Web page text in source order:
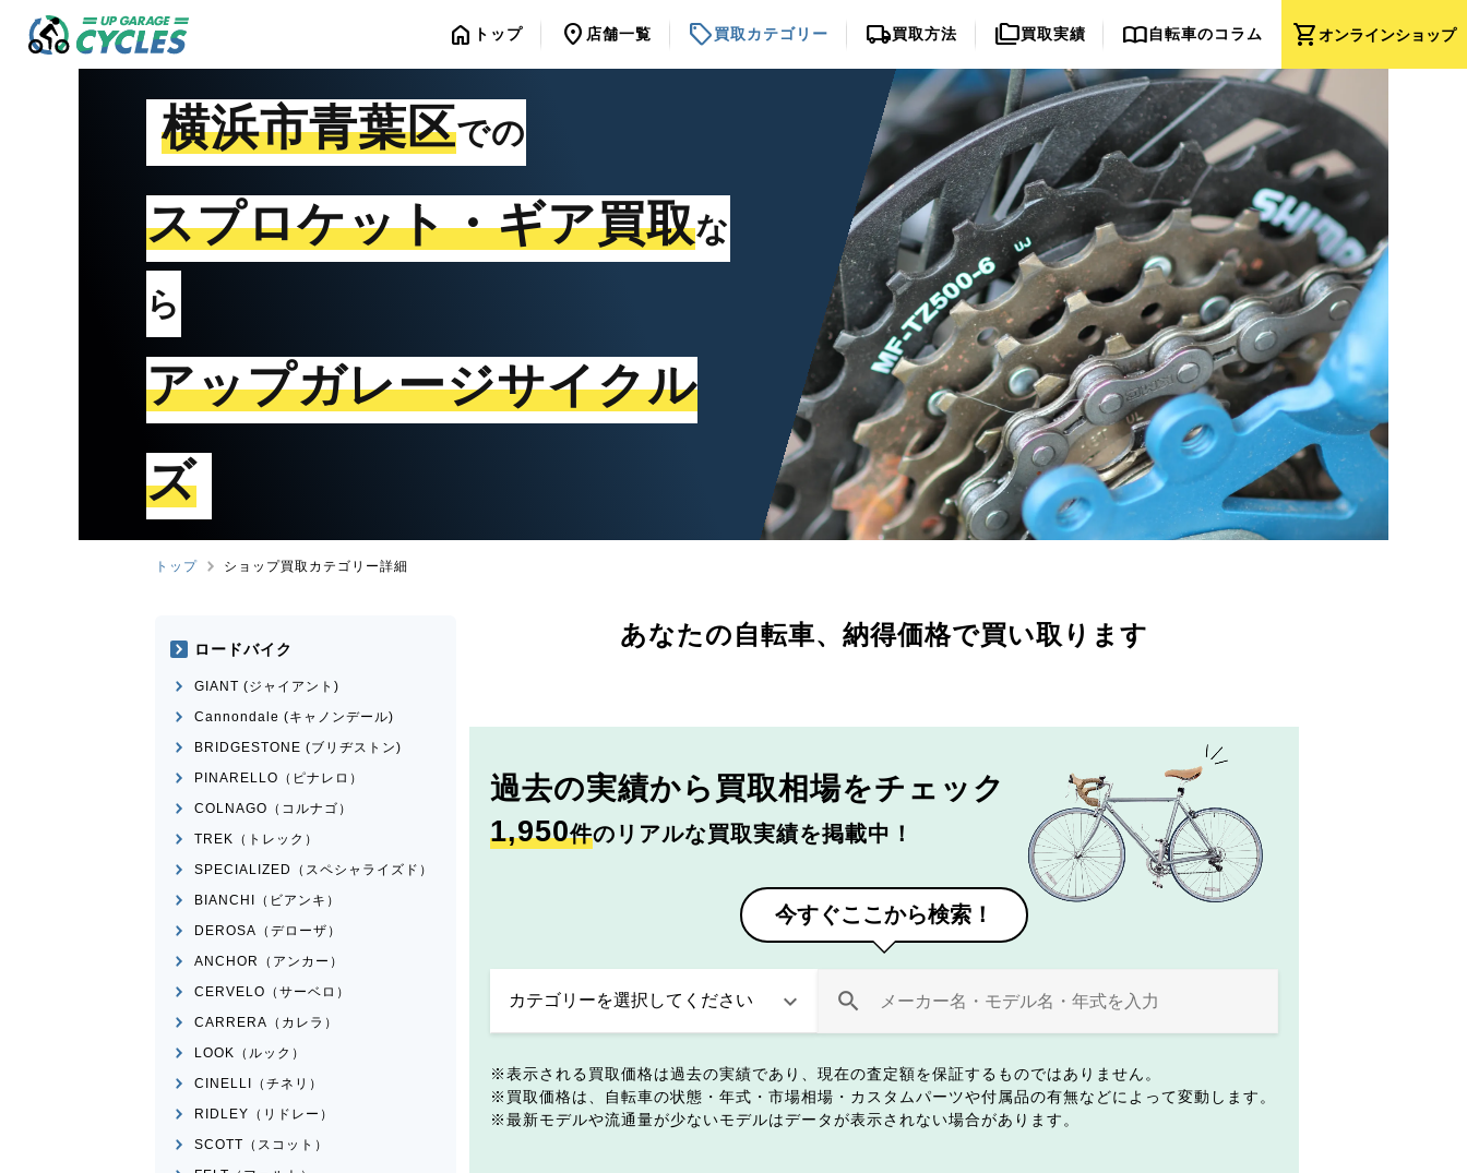
shopping_cartオンラインショップ
home トップ location_on 店舗一覧 sell買取カテゴリー local_shipping買取方法 folder_copy買取実績 import_contacts自転車のコラム
横浜市青葉区での
スプロケット・ギア買取な
ら
アップガレージサイクル
ズ
トップ ショップ買取カテゴリー詳細
あなたの自転車、 納得価格で買い取ります
過去の実績から 買取相場をチェック
1,950件のリアルな買取実績を掲載中！
今すぐここから検索！
表示される買取価格は過去の実績であり、現在の査定額を保証するものではありません。
買取価格は、自転車の状態・年式・市場相場・カスタムパーツや付属品の有無などによって変動します。
最新モデルや流通量が少ないモデルはデータが表示されない場合があります。
ロードバイク
GIANT (ジャイアント)
Cannondale (キャノンデール)
BRIDGESTONE (ブリヂストン)
PINARELLO（ピナレロ）
COLNAGO（コルナゴ）
TREK（トレック）
SPECIALIZED（スペシャライズド）
BIANCHI（ビアンキ）
DEROSA（デローザ）
ANCHOR（アンカー）
CERVELO（サーベロ）
CARRERA（カレラ）
LOOK（ルック）
CINELLI（チネリ）
RIDLEY（リドレー）
SCOTT（スコット）